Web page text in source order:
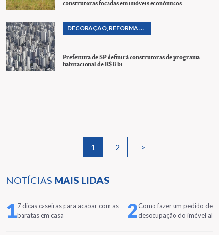
NOTÍCIAS MAIS LIDAS
17 dicas caseiras para acabar com as
baratas em casa
2Como fazer um pedido de
desocupação do imóvel
construtoras focadas em imóveis econômicos
DECORAÇÃO, REFORMA E
Prefeitura de SP definirá construtoras de programa
habitacional de R$ 8 bi
1 2 >